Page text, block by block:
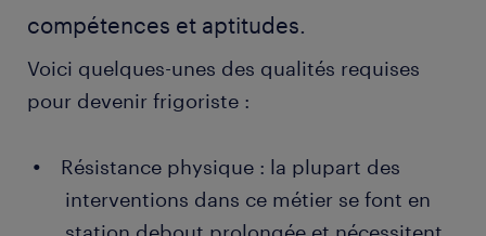
compétences et aptitudes.
Voici quelques-unes des qualités requises
pour devenir frigoriste :
Résistance physique : la plupart des
interventions dans ce métier se font en